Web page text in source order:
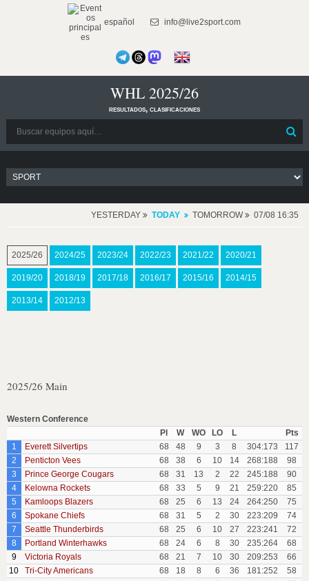
español info@live2sport.com
WHL 2025/26
resultados, clasificaciones
YESTERDAY TODAY TOMORROW 07/08 16:35
2025/26 2024/25 2023/24 2022/23 2021/22 2020/21
2019/20 2018/19 2017/18 2016/17 2015/16 2014/15
2013/14 2012/13
2025/26 Main
Western Conference
Pl
W WO LO L
Pts
1
Everett Silvertips 68 48 9 3 8 304:173
117
2
Penticton Vees 68 38 6 10 14 268:188
98
3
Prince George Cougars 68 31 13 2 22 245:188
90
4
Kelowna Rockets 68 33 5 9 21 259:220
85
5
Kamloops Blazers 68 25 6 13 24 264:250
75
6
Spokane Chiefs 68 31 5 2 30 223:209
74
7
Seattle Thunderbirds 68 25 6 10 27 223:241
72
8
Portland Winterhawks 68 24 6 8 30 235:264
68
9
Victoria Royals 68 21 7 10 30 209:253
66
10
Tri-City Americans 68 18 8 6 36 181:252
58